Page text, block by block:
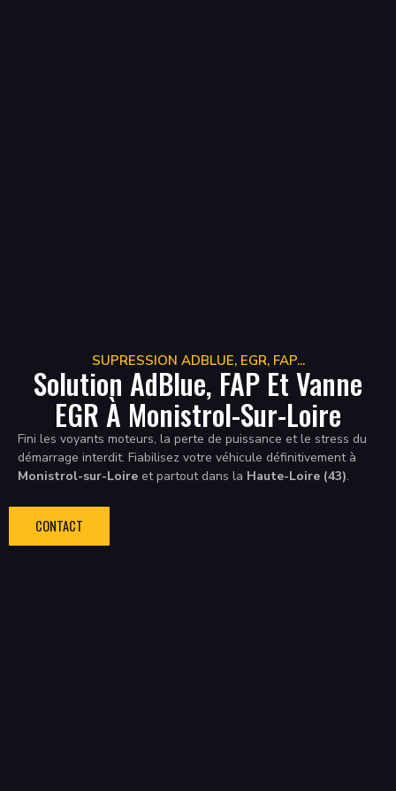
SUPRESSION ADBLUE, EGR, FAP...
Solution AdBlue, FAP Et Vanne
EGR À Monistrol-Sur-Loire
Fini les voyants moteurs, la perte de puissance et le stress du
démarrage interdit. Fiabilisez votre véhicule définitivement à
Monistrol-sur-Loire et partout dans la Haute-Loire (43).
CONTACT